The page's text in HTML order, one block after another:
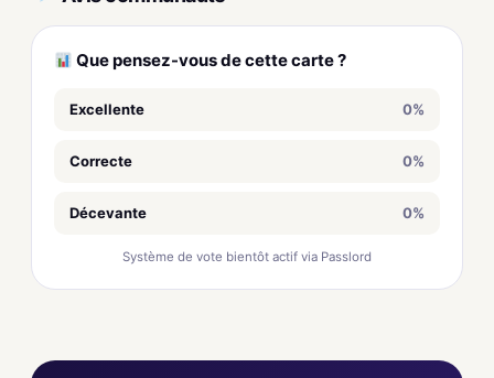
Que pensez-vous de cette carte ?
Excellente 0%
Correcte 0%
Décevante 0%
Système de vote bientôt actif via Passlord